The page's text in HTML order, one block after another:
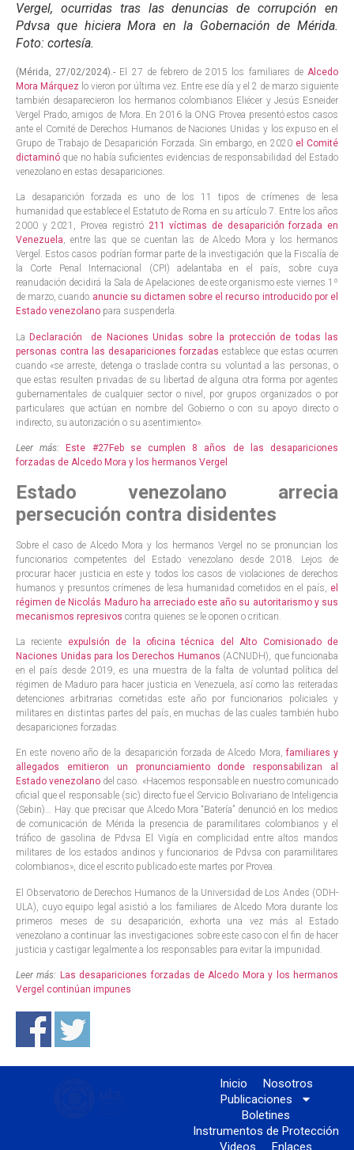
Vergel, ocurridas tras las denuncias de corrupción en
Pdvsa que hiciera Mora en la Gobernación de Mérida.
Foto: cortesía.
(Mérida, 27/02/2024).- El 27 de febrero de 2015 los familiares deAlcedo
Mora Márquez lo vieron por última vez. Entre ese día y el 2 de marzo siguiente
también desaparecieron los hermanos colombianos Eliécer y Jesús Esneider
Vergel Prado, amigos de Mora. En 2016 la ONG Provea presentó estos casos
ante el Comité de Derechos Humanos de Naciones Unidas y los expuso en el
Grupo de Trabajo de Desaparición Forzada. Sin embargo, en 2020 el Comité
dictaminó que no había suficientes evidencias de responsabilidad del Estado
venezolano en estas desapariciones.
La desaparición forzada es uno de los 11 tipos de crímenes de lesa
humanidad que establece el Estatuto de Roma en su artículo 7. Entre los años
2000 y 2021, Provea registró 211 víctimas de desaparición forzada en
Venezuela, entre las que se cuentan las de Alcedo Mora y los hermanos
Vergel. Estos casos podrían formar parte de la investigación que la Fiscalía de
la Corte Penal Internacional (CPI) adelantaba en el país, sobre cuya
reanudación decidirá la Sala de Apelaciones de este organismo este viernes 1º
de marzo, cuando anuncie su dictamen sobre el recurso introducido por el
Estado venezolano para suspenderla.
LaDeclaración de Naciones Unidas sobre la protección de todas las
personas contra las desapariciones forzadas establece que estas ocurren
cuando «se arreste, detenga o traslade contra su voluntad a las personas, o
que estas resulten privadas de su libertad de alguna otra forma por agentes
gubernamentales de cualquier sector o nivel, por grupos organizados o por
particulares que actúan en nombre del Gobierno o con su apoyo directo o
indirecto, su autorización o su asentimiento».
Leer más:
Este #27Feb se cumplen 8 años de las desapariciones
forzadas de Alcedo Mora y los hermanos Vergel
Estado venezolano arrecia
persecución contra disidentes
Sobre el caso de Alcedo Mora y los hermanos Vergel no se pronuncian los
funcionarios competentes del Estado venezolano desde 2018. Lejos de
procurar hacer justicia en este y todos los casos de violaciones de derechos
humanos y presuntos crímenes de lesa humanidad cometidos en el país, el
régimen de Nicolás Maduro ha arreciado este año su autoritarismo y sus
mecanismos represivos contra quienes se le oponen o critican.
La reciente expulsión de la oficina técnica del Alto Comisionado de
Naciones Unidas para los Derechos Humanos (ACNUDH), que funcionaba
en el país desde 2019, es una muestra de la falta de voluntad política del
régimen de Maduro para hacer justicia en Venezuela, así como las reiteradas
detenciones arbitrarias cometidas este año por funcionarios policiales y
militares en distintas partes del país, en muchas de las cuales también hubo
desapariciones forzadas.
En este noveno año de la desaparición forzada de Alcedo Mora, familiares y
allegados emitieron un pronunciamiento donde responsabilizan al
Estado venezolano del caso. «Hacemos responsable en nuestro comunicado
oficial que el responsable (sic) directo fue el Servicio Bolivariano de Inteligencia
(Sebin)… Hay que precisar que Alcedo Mora “Batería” denunció en los medios
de comunicación de Mérida la presencia de paramilitares colombianos y el
tráfico de gasolina de Pdvsa El Vigía en complicidad entre altos mandos
militares de los estados andinos y funcionarios de Pdvsa con paramilitares
colombianos», dice el escrito publicado este martes por Provea.
El Observatorio de Derechos Humanos de la Universidad de Los Andes (ODH-
ULA), cuyo equipo legal asistió a los familiares de Alcedo Mora durante los
primeros meses de su desaparición, exhorta una vez más al Estado
venezolano a continuar las investigaciones sobre este caso con el fin de hacer
justicia y castigar legalmente a los responsables para evitar la impunidad.
Leer más: Las desapariciones forzadas de Alcedo Mora y los hermanos
Vergel continúan impunes
Inicio
Nosotros
Publicaciones
Boletines
Instrumentos de Protección
Videos
Enlaces